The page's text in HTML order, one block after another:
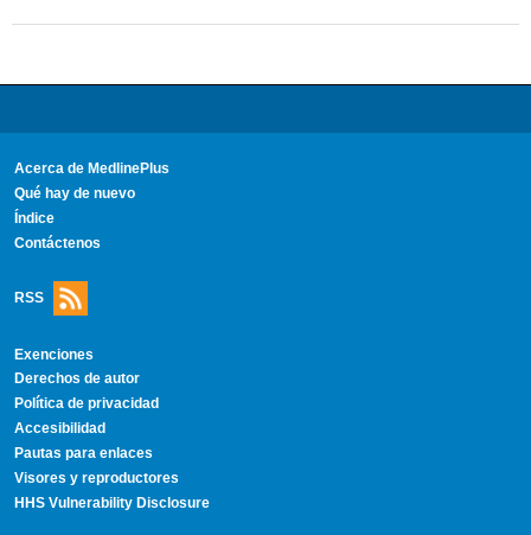
Acerca de MedlinePlus
Qué hay de nuevo
Índice
Contáctenos
RSS
Exenciones
Derechos de autor
Política de privacidad
Accesibilidad
Pautas para enlaces
Visores y reproductores
HHS Vulnerability Disclosure